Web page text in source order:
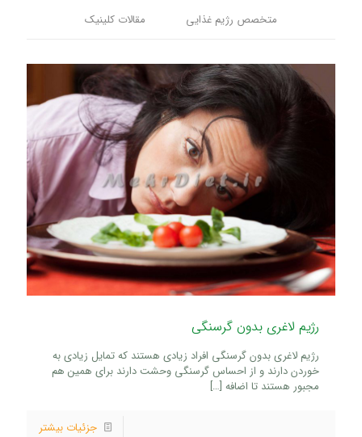
متخصص رژیم غذایی مقالات کلینیک
رژیم لاغری بدون گرسنگی
رژیم لاغری بدون گرسنگی افراد زیادی هستند که تمایل زیادی به
خوردن دارند و از احساس گرسنگی وحشت دارند برای همین هم
مجبور هستند تا اضافه […]
جزئیات بیشتر